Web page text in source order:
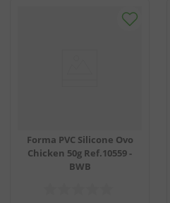
Forma PVC Silicone Ovo
Chicken 50g Ref.10559 -
BWB